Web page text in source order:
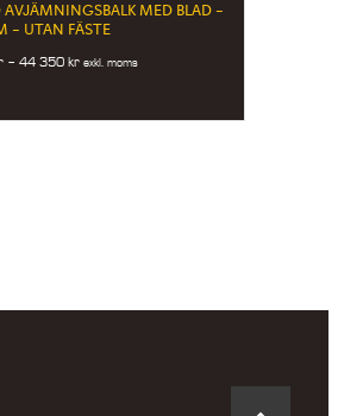
MED BLAD –
– UTAN FÄSTE
– 44 350krPrice
550 kr
exkl. moms